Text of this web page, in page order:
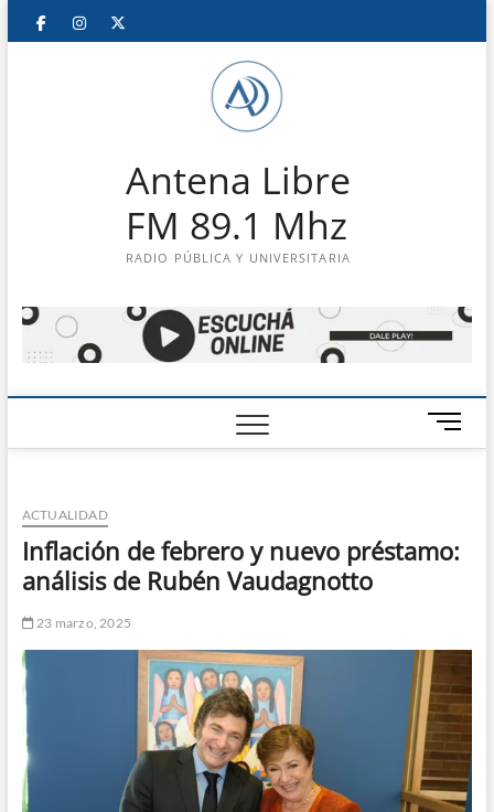
Saltar
FacebookInstagram
Antena Libre
FM 89.1 Mhz
RADIO PÚBLICA Y UNIVERSITARIA
B
o
d
e
ACTUALIDAD
Inflación de febrero y nuevo préstamo:
análisis de Rubén Vaudagnotto
23 marzo, 2025